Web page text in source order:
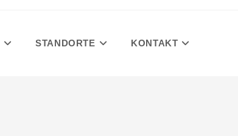
STANDORTE KONTAKT